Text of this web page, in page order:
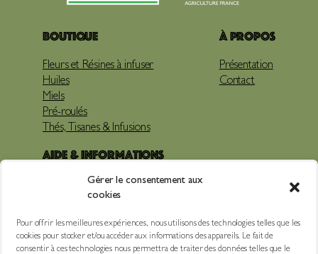
Gérer le consentement aux
cookies
Pour offrir les meilleures expériences, nous utilisons des technologies telles que les
cookies pour stocker et/ou accéder aux informations des appareils. Le fait de
consentir à ces technologies nous permettra de traiter des données telles que le
Boutique
Fleurs et Résines à infuser
Huiles
Miels
Pré-roulés
Thés, Tisanes & Infusions
À propos
Présentation
Contact
Aide & Informations
Conditions Générales de Vente
Accès Espace pro